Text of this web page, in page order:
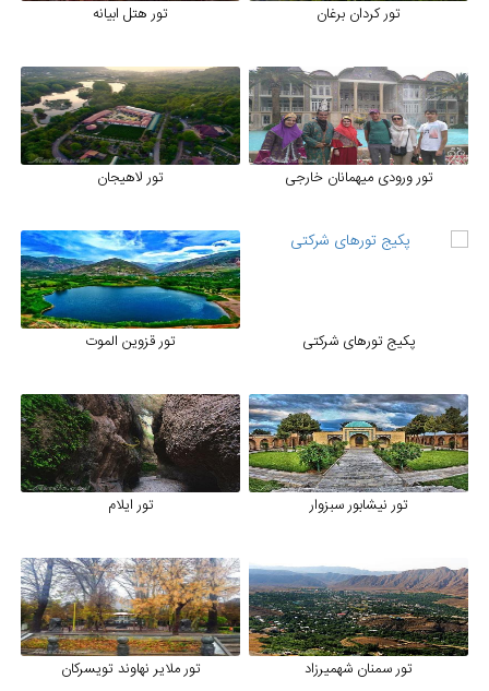
تور کردان برغان تور هتل ابیانه
تور ورودی میهمانان خارجی تور لاهیجان
پکیج تورهای شرکتی تور قزوین الموت
تور نیشابور سبزوار تور ایلام
تور سمنان شهمیرزاد تور ملایر نهاوند تویسرکان